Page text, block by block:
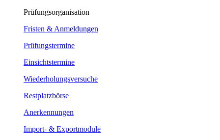
Prüfungsorganisation
Fristen & Anmeldungen
Prüfungstermine
Einsichtstermine
Wiederholungsversuche
Restplatzbörse
Anerkennungen
Import- & Exportmodule